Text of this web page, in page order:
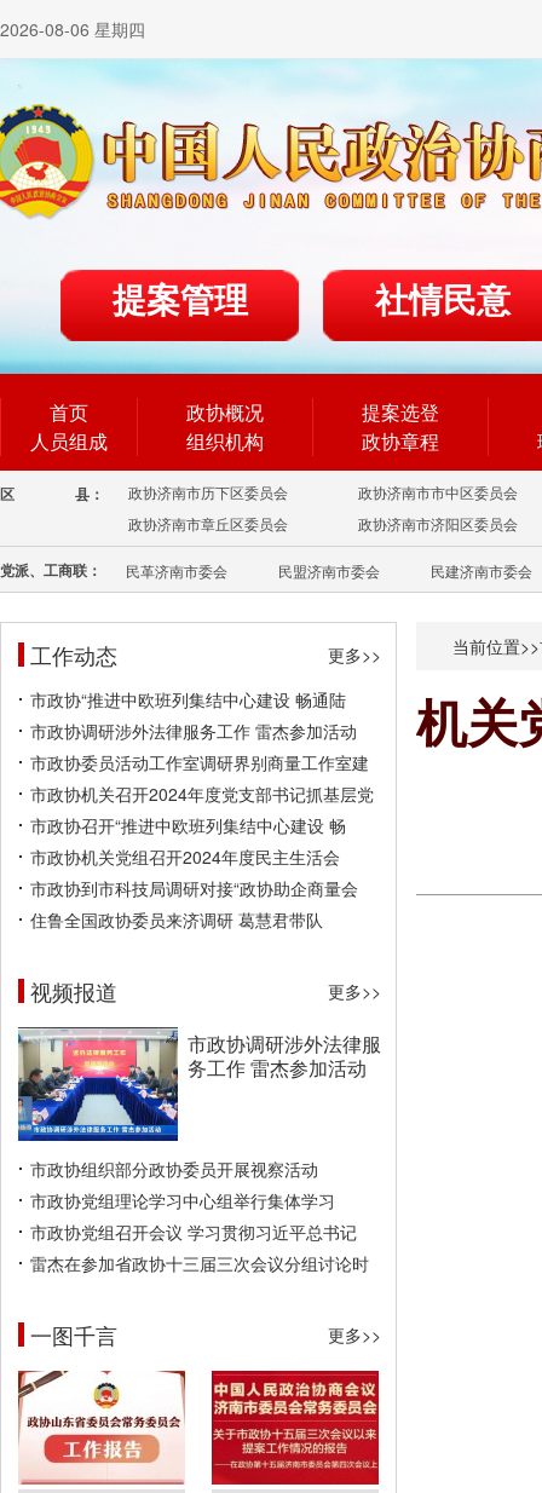
2026-08-06 星期四
提案管理 社情民意
首页
人员组成
政协概况
组织机构
提案选登
政协章程
区 县： 政协济南市历下区委员会
政协济南市市中区委员会
政协济南市章丘区委员会
政协济南市济阳区委员会
党派、工商联： 民革济南市委会 民盟济南市委会 民建济南市委会
工作动态
更多>>
市政协“推进中欧班列集结中心建设 畅通陆
市政协调研涉外法律服务工作 雷杰参加活动
市政协委员活动工作室调研界别商量工作室建
市政协机关召开2024年度党支部书记抓基层党
市政协召开“推进中欧班列集结中心建设 畅
市政协机关党组召开2024年度民主生活会
市政协到市科技局调研对接“政协助企商量会
住鲁全国政协委员来济调研 葛慧君带队
视频报道 更多>>
市政协调研涉外法律服
务工作 雷杰参加活动
市政协组织部分政协委员开展视察活动
市政协党组理论学习中心组举行集体学习
市政协党组召开会议 学习贯彻习近平总书记
雷杰在参加省政协十三届三次会议分组讨论时
一图千言 更多>>
当前位置>>
机关